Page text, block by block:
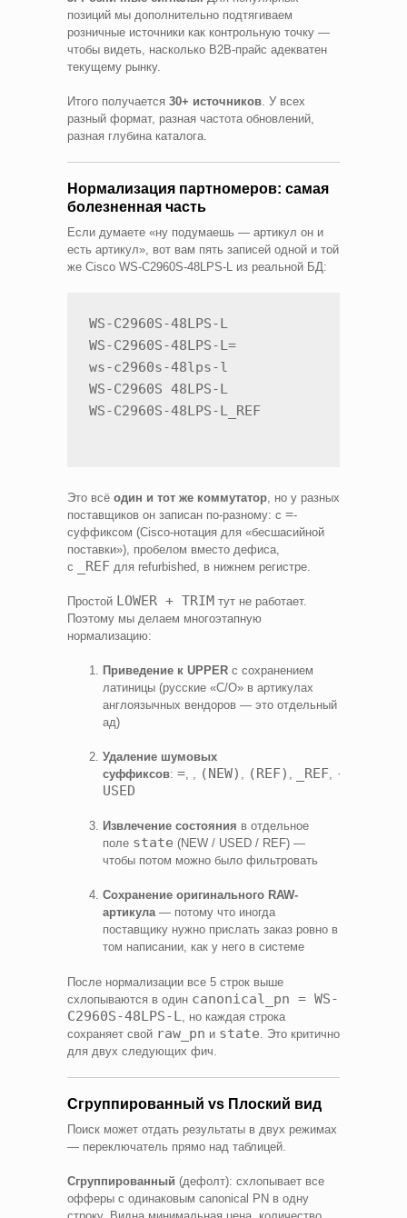
позиций мы дополнительно подтягиваем
розничные источники как контрольную точку —
чтобы видеть, насколько B2B-прайс адекватен
текущему рынку.
Итого получается 30+ источников . У всех
разный формат, разная частота обновлений,
разная глубина каталога.
Нормализация партномеров: самая
болезненная часть
Если думаете «ну подумаешь — артикул он и
есть артикул», вот вам пять записей одной и той
же Cisco WS-C2960S-48LPS-L из реальной БД:
WS-C2960S-48LPS-L
WS-C2960S-48LPS-L=
ws-c2960s-48lps-l
WS-C2960S 48LPS-L
Это всё один и тот же коммутатор, но у разных
поставщиков он записан по-разному: с =-
суффиксом (Cisco-нотация для «бесшасийной
поставки»), пробелом вместо дефиса,
с
_REF для refurbished, в нижнем регистре.
Простой LOWER + TRIM тут не работает.
Поэтому мы делаем многоэтапную
нормализацию:
Приведение к UPPER с сохранением
латиницы (русские «С/О» в артикулах
англоязычных вендоров — это отдельный
ад)
Удаление шумовых
суффиксов: =, , (NEW) , (REF) , _REF, -
USED
Извлечение состояния в отдельное
поле state (NEW / USED / REF) —
чтобы потом можно было фильтровать
Сохранение оригинального RAW-
артикула— потому что иногда
поставщику нужно прислать заказ ровно в
том написании, как у него в системе
После нормализации все 5 строк выше
схлопываются в один canonical_pn = WS-
C2960S-48LPS-L
, но каждая строка
сохраняет свой raw_pn и state . Это критично
для двух следующих фич.
Сгруппированный vs Плоский вид
Поиск может отдать результаты в двух режимах
— переключатель прямо над таблицей.
Сгруппированный (дефолт): схлопывает все
офферы с одинаковым canonical PN в одну